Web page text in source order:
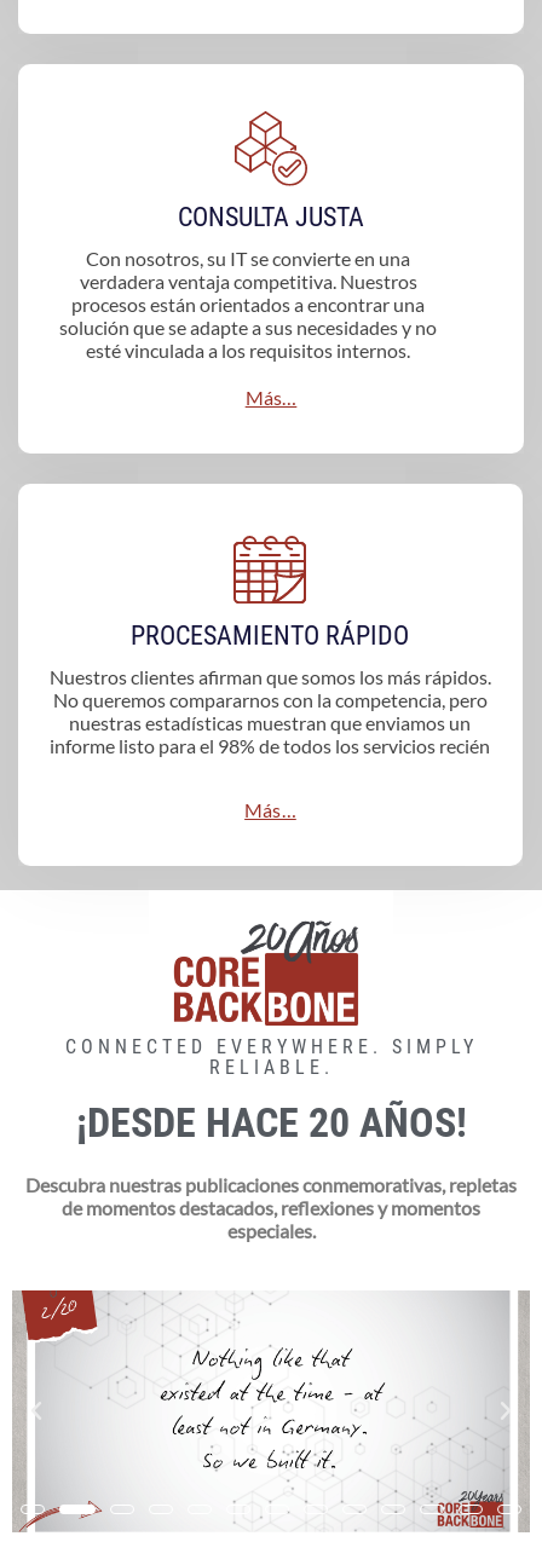
CONSULTA JUSTA
Con nosotros, su IT se convierte en una
verdadera ventaja competitiva. Nuestros
procesos están orientados a encontrar una
solución que se adapte a sus necesidades y no
esté vinculada a los requisitos internos.
Más…
PROCESAMIENTO RÁPIDO
Nuestros clientes afirman que somos los más rápidos.
No queremos compararnos con la competencia, pero
nuestras estadísticas muestran que enviamos un
informe listo para el 98% de todos los servicios recién
Más…
CONNECTED EVERYWHERE. SIMPLY
RELIABLE.
¡DESDE HACE 20 AÑOS!
Descubra nuestras publicaciones conmemorativas, repletas
de momentos destacados, reflexiones y momentos
especiales.